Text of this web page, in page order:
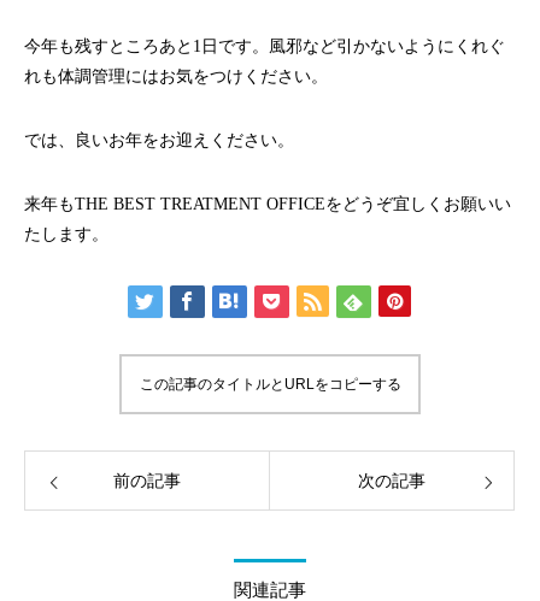
今年も残すところあと1日です。風邪など引かないようにくれぐ
れも体調管理にはお気をつけください。
では、良いお年をお迎えください。
来年もTHE BEST TREATMENT OFFICEをどうぞ宜しくお願いい
たします。
この記事のタイトルとURLをコピーする
前の記事 次の記事
関連記事